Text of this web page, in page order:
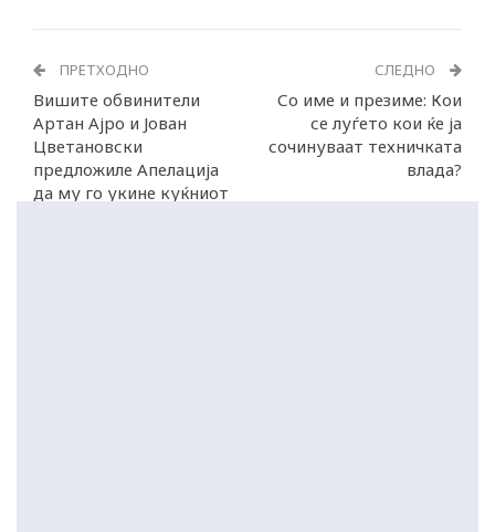
ПРЕТХОДНО
Вишите обвинители
Артан Ајро и Јован
Цветановски
предложиле Апелација
да му го укине куќниот
СЛЕДНО
Со име и презиме: Кои
се луѓето кои ќе ја
сочинуваат техничката
влада?